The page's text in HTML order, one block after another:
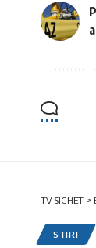
TV SIGHET >
STIRI